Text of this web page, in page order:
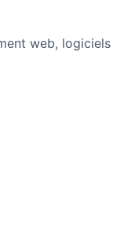
web, logiciels